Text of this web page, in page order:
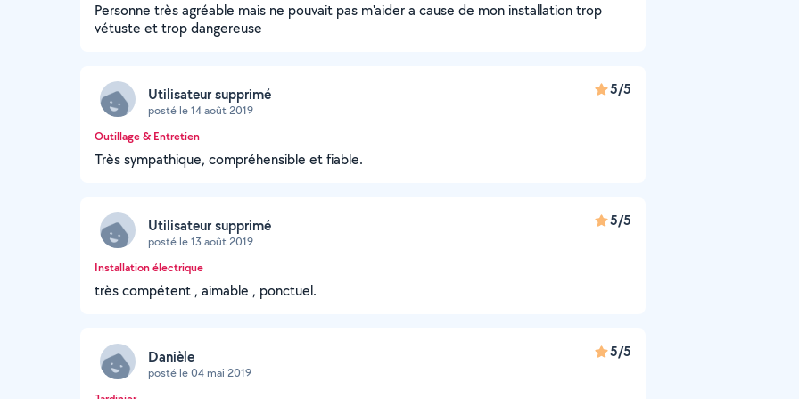
Personne très agréable mais ne pouvait pas m'aider a cause de mon installation trop
vétuste et trop dangereuse
Utilisateur supprimé
posté le 14 août 2019
5/5
Outillage & Entretien
Très sympathique, compréhensible et fiable.
Utilisateur supprimé
posté le 13 août 2019
5/5
Installation électrique
très compétent , aimable , ponctuel.
Danièle
posté le 04 mai 2019
5/5